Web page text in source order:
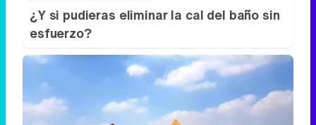
¿Y si pudieras eliminar la cal del baño sin
esfuerzo?